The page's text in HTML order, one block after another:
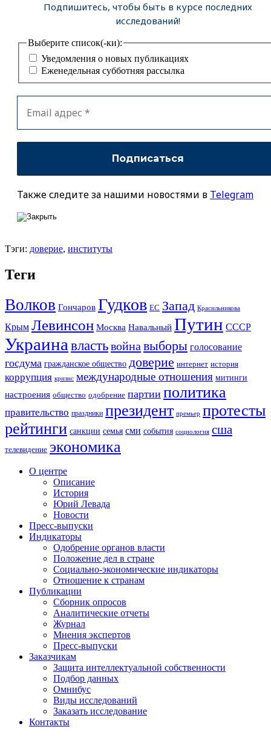
Подпишитесь, чтобы быть в курсе последних
исследований!
Выберите список(-ки):
Уведомления о новых публикациях
Еженедельная субботняя рассылка
Также следите за нашими новостями в Telegram
Тэги: доверие, институты
Теги
Волков Гончаров Гудков ЕС Запад Красильникова
Крым Левинсон Москва Навальный Путин СССР
Украина властьвойна выборы голосование
госдума гражданское общество доверие интернет история
коррупция кризис международные отношения митинги
настроения общество одобрение партии политика
правительство праздники президент премьер протесты
рейтинги санкции семья сми события социология сша
телевидение экономика
О центре
Описание
История
Юрий Левада
Новости
Пресс-выпуски
Индикаторы
Одобрение органов власти
Положение дел в стране
Социально-экономические индикаторы
Отношение к странам
Публикации
Сборник опросов
Аналитические отчеты
Журнал
Мнения экспертов
Пресс-выпуски
Заказчикам
Защита интеллектуальной собственности
Подбор данных
Омнибус
Виды исследований
Заказать исследование
Контакты